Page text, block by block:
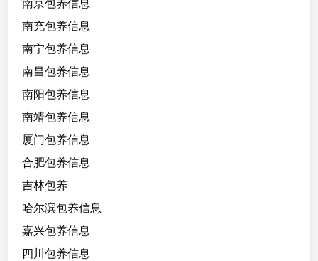
天
1
万
能
s
m
能
南京包养信息
南充包养信息
南宁包养信息
南昌包养信息
南阳包养信息
南靖包养信息
厦门包养信息
合肥包养信息
吉林包养
哈尔滨包养信息
嘉兴包养信息
四川包养信息